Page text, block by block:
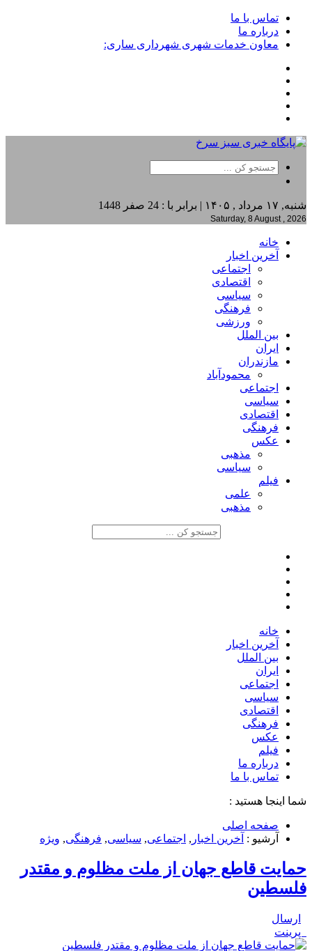
تماس با ما
درباره ما
معاون خدمات شهری شهرداری ساری:
شنبه, ۱۷ مرداد , ۱۴۰۵ | برابر با : 24 صفر 1448
Saturday, 8 August , 2026
خانه
آخرین اخبار
اجتماعی
اقتصادی
سیاسی
فرهنگی
ورزشی
بین الملل
ایران
مازندران
محمودآباد
اجتماعی
سیاسی
اقتصادی
فرهنگی
عکس
مذهبی
سیاسی
فیلم
علمی
مذهبی
خانه
آخرین اخبار
بین الملل
ایران
اجتماعی
سیاسی
اقتصادی
فرهنگی
عکس
فیلم
درباره ما
تماس با ما
شما اینجا هستید :
صفحه اصلی
آرشیو : آخرین اخبار , اجتماعی, سیاسی, فرهنگی, ویژه
حمایت قاطع جهان از ملت مظلوم و مقتدر
فلسطین
ارسال
پرینت